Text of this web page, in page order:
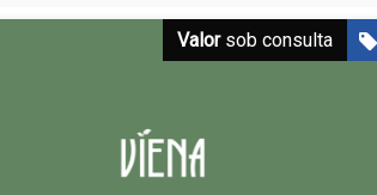
Valorsob consulta